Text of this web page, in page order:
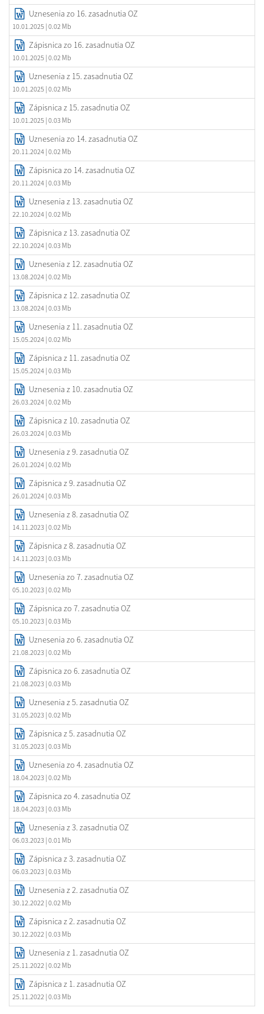
Uznesenia zo 16. zasadnutia OZ
10.01.2025 | 0.02 Mb
Zápisnica zo 16. zasadnutia OZ
10.01.2025 | 0.02 Mb
Uznesenia z 15. zasadnutia OZ
10.01.2025 | 0.02 Mb
Zápisnica z 15. zasadnutia OZ
10.01.2025 | 0.03 Mb
Uznesenia zo 14. zasadnutia OZ
20.11.2024 | 0.02 Mb
Zápisnica zo 14. zasadnutia OZ
20.11.2024 | 0.03 Mb
Uznesenia z 13. zasadnutia OZ
22.10.2024 | 0.02 Mb
Zápisnica z 13. zasadnutia OZ
22.10.2024 | 0.03 Mb
Uznesenia z 12. zasadnutia OZ
13.08.2024 | 0.02 Mb
Zápisnica z 12. zasadnutia OZ
13.08.2024 | 0.03 Mb
Uznesenia z 11. zasadnutia OZ
15.05.2024 | 0.02 Mb
Zápisnica z 11. zasadnutia OZ
15.05.2024 | 0.03 Mb
Uznesenia z 10. zasadnutia OZ
26.03.2024 | 0.02 Mb
Zápisnica z 10. zasadnutia OZ
26.03.2024 | 0.03 Mb
Uznesenia z 9. zasadnutia OZ
26.01.2024 | 0.02 Mb
Zápisnica z 9. zasadnutia OZ
26.01.2024 | 0.03 Mb
Uznesenia z 8. zasadnutia OZ
14.11.2023 | 0.02 Mb
Zápisnica z 8. zasadnutia OZ
14.11.2023 | 0.03 Mb
Uznesenia zo 7. zasadnutia OZ
05.10.2023 | 0.02 Mb
Zápisnica zo 7. zasadnutia OZ
05.10.2023 | 0.03 Mb
Uznesenia zo 6. zasadnutia OZ
21.08.2023 | 0.02 Mb
Zápisnica zo 6. zasadnutia OZ
21.08.2023 | 0.03 Mb
Uznesenia z 5. zasadnutia OZ
31.05.2023 | 0.02 Mb
Zápisnica z 5. zasadnutia OZ
31.05.2023 | 0.03 Mb
Uznesenia zo 4. zasadnutia OZ
18.04.2023 | 0.02 Mb
Zápisnica zo 4. zasadnutia OZ
18.04.2023 | 0.03 Mb
Uznesenia z 3. zasadnutia OZ
06.03.2023 | 0.01 Mb
Zápisnica z 3. zasadnutia OZ
06.03.2023 | 0.03 Mb
Uznesenia z 2. zasadnutia OZ
30.12.2022 | 0.02 Mb
Zápisnica z 2. zasadnutia OZ
30.12.2022 | 0.03 Mb
Uznesenia z 1. zasadnutia OZ
25.11.2022 | 0.02 Mb
Zápisnica z 1. zasadnutia OZ
25.11.2022 | 0.03 Mb